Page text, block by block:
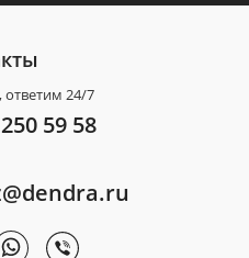
ответим 24/7
59 58